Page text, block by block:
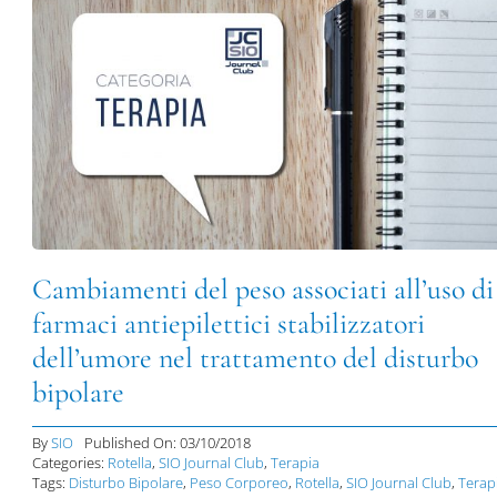
Cambiamenti del peso associati all’uso di
farmaci antiepilettici stabilizzatori
dell’umore nel trattamento del disturbo
bipolare
BySIO
Published On: 03/10/2018
Categories: Rotella, SIO Journal Club, Terapia
Tags: Disturbo Bipolare, Peso Corporeo, Rotella, SIO Journal Club,